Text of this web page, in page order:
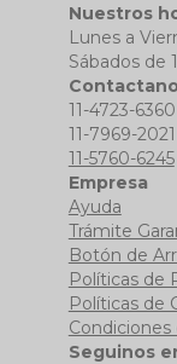
Nuestros
Lunes a
Sábados de
11-4723-
11-7969-
11-5760-6245
Empresa
Ayuda
Trámite
Botón de
Políticas de
Políticas de
Condiciones
Seguinos